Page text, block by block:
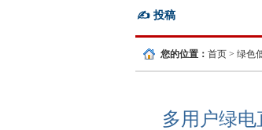
✍️ 投稿
您的位置： 首页 > 绿色
多用户绿